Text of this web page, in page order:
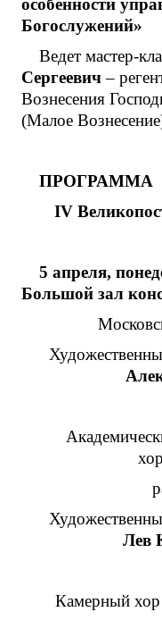
Богослужений»
Ведет мастер-
Сергеевич–
Вознесения
(Малое
ПРОГРАММА
IV
5 апреля,
Большой зал
Лев
Камерный хор